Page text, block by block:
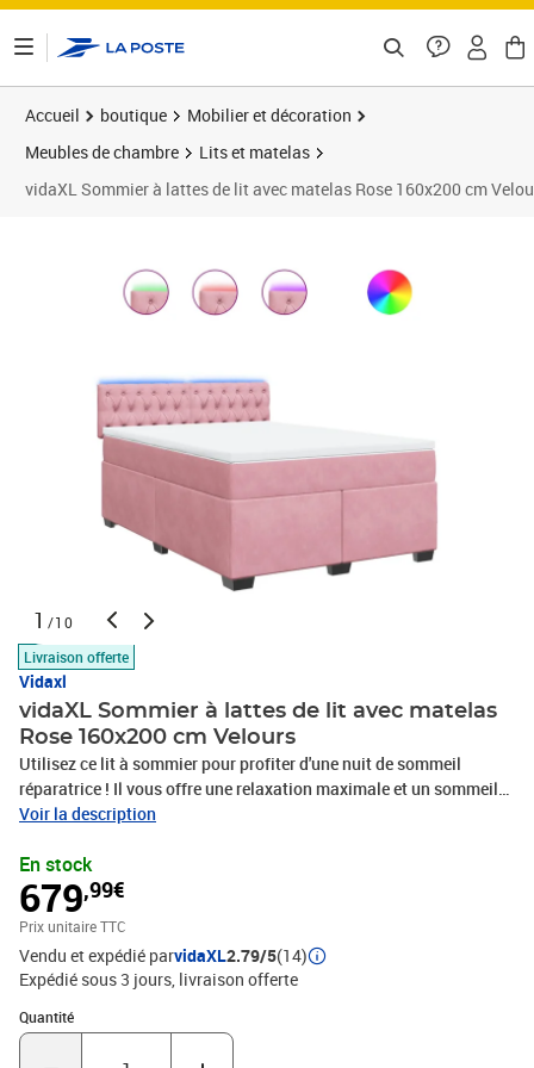
Accueil boutique
Mobilier et décoration
Meubles de chambre
Lits et matelas
vidaXL Sommier à lattes de lit avec matelas Rose 160x200 cm
1 /10
Livraison offerte
Vidaxl
vidaXL Sommier à lattes de lit avec matelas
Rose 160x200 cm Velours
Utilisez ce lit à sommier pour profiter d'une nuit de sommeil
réparatrice ! Il vous offre une relaxation maximale et un sommeil
agréable. Matériau doux et confortable : le tissu en velours
agréable contre la peau, vous apportant chaleur et confort
ultime.Matelas à ressorts ensachés : ce matelas à ressorts
ensachés comporte des ressorts ensachés individuels qui
fonctionnent indépendamment pour offrir un soutien personnalisé
en réagissant uniquement à la pression exercée dans chaque zone.
Cette conception empêche « l'enroulement » et réduit le transfert
de mouvement par rapport aux matelas traditionnels à ressorts
ouverts. Chaque ressort ensaché soutient le corps
Voir la description
En stock
679,99€
Prix unitaire TTC
Vendu et expédié parvidaXL2.79/5(14)
Expédié sous 3 jours livraison offerte
Quantité
Quantité : 1